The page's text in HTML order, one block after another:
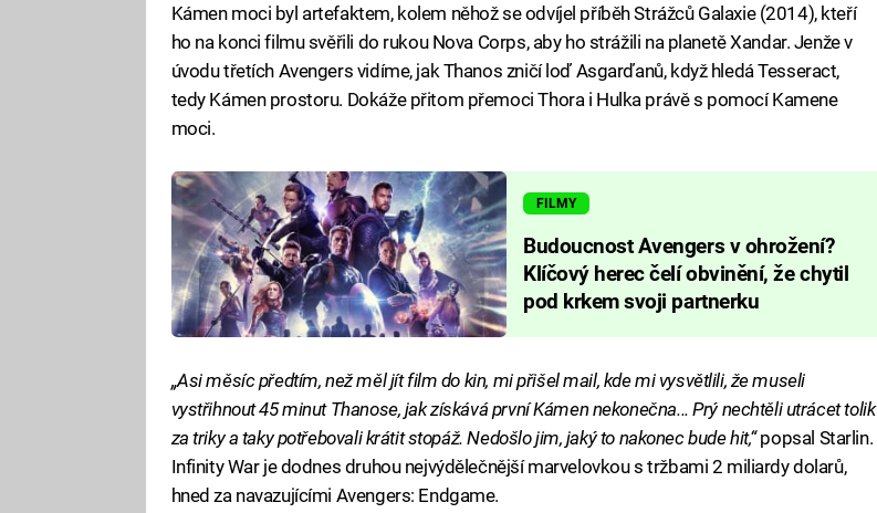
Kámen moci byl artefaktem, kolem něhož se odvíjel příběh Strážců Galaxie (2014), kteří
ho na konci filmu svěřili do rukou Nova Corps, aby ho strážili na planetě Xandar. Jenže v
úvodu třetích Avengers vidíme, jak Thanos zničí loď Asgarďanů, když hledá Tesseract,
tedy Kámen prostoru. Dokáže přitom přemoci Thora i Hulka právě s pomocí Kamene
moci.
FILMY
Budoucnost Avengers v ohrožení?
Klíčový herec čelí obvinění, že chytil
pod krkem svoji partnerku
„Asi měsíc předtím, než měl jít film do kin, mi přišel mail, kde mi vysvětlili, že museli
vystřihnout 45 minut Thanose, jak získává první Kámen nekonečna... Prý nechtěli utrácet tolik
za triky a taky potřebovali krátit stopáž. Nedošlo jim, jaký to nakonec bude hit,“popsal Starlin.
Infinity War je dodnes druhou nejvýdělečnější marvelovkou s tržbami 2 miliardy dolarů,
hned za navazujícími Avengers: Endgame.